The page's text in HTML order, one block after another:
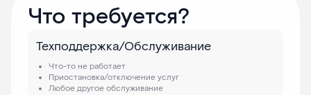
Что требуется?
Техподдержка/Обслуживание
Что-то не работает
Приостановка/отключение услуг
Любое другое обслуживание